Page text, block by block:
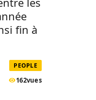
fin à
PEOPLE
162vues